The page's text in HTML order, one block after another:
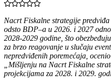
Nacrt Fiskalne strategije
odsto BDP‒a u 2026. i 2027
2028-2029 godine, što
za brzo reagovanje u slučaju
nepredviđenih poremećaja,
„Mišljenju na Nacrt Fiskalne
projekcijama za 2028. i 2029.